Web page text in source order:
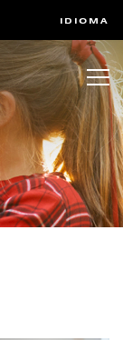
IDIOMA